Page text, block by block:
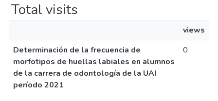
Total visits
views
Determinación de la frecuencia de
morfotipos de huellas labiales en alumnos
de la carrera de odontología de la UAI
período 2021
0